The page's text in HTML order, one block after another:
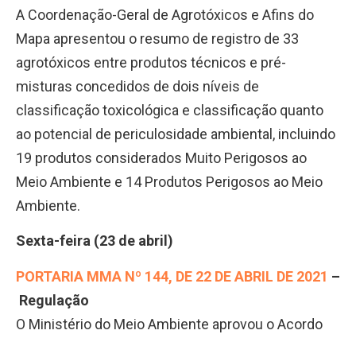
A Coordenação-Geral de Agrotóxicos e Afins do
Mapa apresentou o resumo de registro de 33
agrotóxicos entre produtos técnicos e pré-
misturas concedidos de dois níveis de
classificação toxicológica e classificação quanto
ao potencial de periculosidade ambiental, incluindo
19 produtos considerados Muito Perigosos ao
Meio Ambiente e 14 Produtos Perigosos ao Meio
Ambiente.
Sexta-feira (23 de abril)
PORTARIA MMA Nº 144, DE 22 DE ABRIL DE 2021 –
Regulação
O Ministério do Meio Ambiente aprovou o Acordo